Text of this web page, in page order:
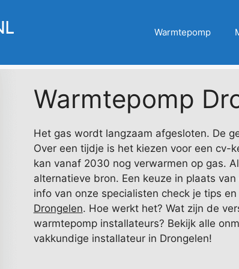
Warmtepomp
Warmtepomp
Het gas wordt langzaam afgesloten. De
Over een tijdje is het kiezen voor een cv-
kan vanaf 2030 nog verwarmen op gas.
alternatieve bron. Een keuze in plaats
info van onze specialisten check je tips
Drongelen. Hoe werkt het? Wat zijn de
warmtepomp installateurs? Bekijk alle
vakkundige installateur in Drongelen!